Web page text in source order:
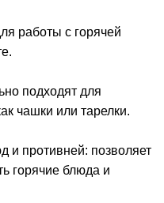
работы с горячей
подходят для
чашки или тарелки.
и противней: позволяет
горячие блюда и